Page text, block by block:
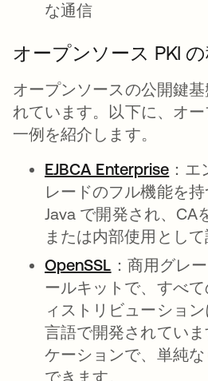
な通信
オープンソース PKI
オープンソースの公開鍵
れています。以下に、オ
一例を紹介します。
EJBCA Enterprise 新
：
レードのフル機能を
Java で開発され、CA
または内部使用として
OpenSSL 新しいタブ
：商用グレ
ールキットで、すべ
ィストリビューショ
言語で開発されていま
ケーションで、単純
できます。